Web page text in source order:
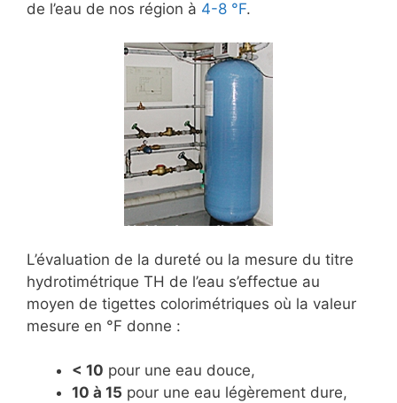
de l’eau de nos région à 4-8 °F.
L’évaluation de la dureté ou la mesure du titre
hydrotimétrique TH de l’eau s’effectue au
moyen de tigettes colorimétriques où la valeur
mesure en °F donne :
< 10 pour une eau douce,
10 à 15 pour une eau légèrement dure,